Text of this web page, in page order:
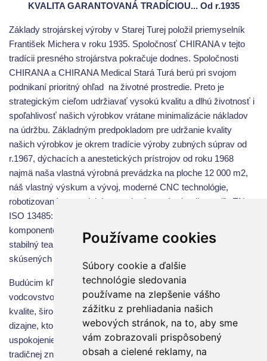
Používame cookies
Súbory cookie a ďalšie
technológie sledovania
používame na zlepšenie vášho
zážitku z prehliadania našich
webových stránok, na to, aby sme
vám zobrazovali prispôsobený
obsah a cielené reklamy, na
KVALITA GARANTOVANÁ TRADÍCIOU... Od r.1935
Základy strojárskej výroby v Starej Turej položil priemyselník
František Michera v roku 1935. Spoločnosť CHIRANA v tejto
tradícii presného strojárstva pokračuje dodnes. Spoločnosti
CHIRANA a CHIRANA Medical Stará Turá berú pri svojom
podnikaní prioritný ohľad na životné prostredie. Preto je
strategickým cieľom udržiavať vysokú kvalitu a dlhú životnosť i
spoľahlivosť našich výrobkov vrátane minimalizácie nákladov
na údržbu. Základným predpokladom pre udržanie kvality
našich výrobkov je okrem tradície výroby zubných súprav od
r.1967, dýchacích a anestetických prístrojov od roku 1968
najmä naša vlastná výrobná prevádzka na ploche 12 000 m2,
náš vlastný výskum a vývoj, moderné CNC technológie,
robotizované pracoviská, zavedený systém kvality podľa EN
ISO 13485:2016, aplikácia výlučne osvedčených kvalitných
komponentov od renomovaných dodávateľov a predovšetkým
stabilný team našich takmer 300 vysokokvalifikovaných
skúsených pracovníkov v Starej Turej.
Budúcim kľúčovým poslaním skupiny CHIRANA Holding je
vodcovstvo a trvalý rast, založený na úspešnej histórii, trvalej
kvalite, širokej škále produktového portfólia a atraktívnom
dizajne, ktoré sú motivované najmä snahou o komplexné
uspokojenie potrieb zákazníkov a rozvoj dobrého mena našej
tradičnej značky „CHIRANA“.